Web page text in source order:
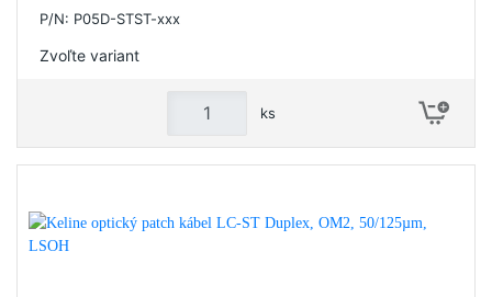
P/N: P05D-STST-xxx
Zvoľte variant
ks